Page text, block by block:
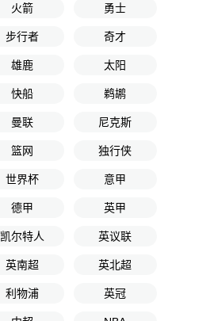
火箭 勇士
步行者 奇才
雄鹿 太阳
快船 鹈鹕
曼联 尼克斯
篮网 独行侠
世界杯 意甲
德甲 英甲
凯尔特人 英议联
英南超 英北超
利物浦 英冠